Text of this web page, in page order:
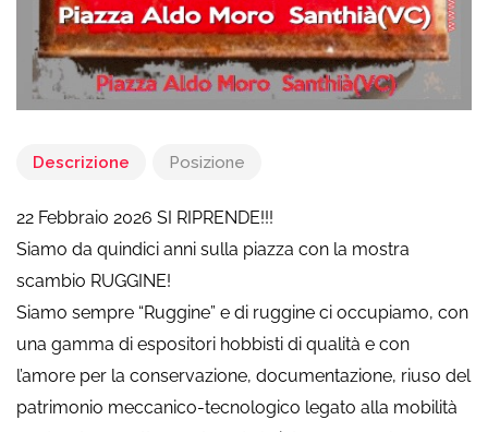
Descrizione Posizione
22 Febbraio 2026 SI RIPRENDE!!!
Siamo da quindici anni sulla piazza con la mostra
scambio RUGGINE!
Siamo sempre “Ruggine” e di ruggine ci occupiamo, con
una gamma di espositori hobbisti di qualità e con
l’amore per la conservazione, documentazione, riuso del
patrimonio meccanico-tecnologico legato alla mobilità